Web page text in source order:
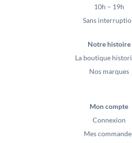
10h – 19h
Sans
Notre histoire
La boutique
Nos marques
Mon compte
Connexion
Mes